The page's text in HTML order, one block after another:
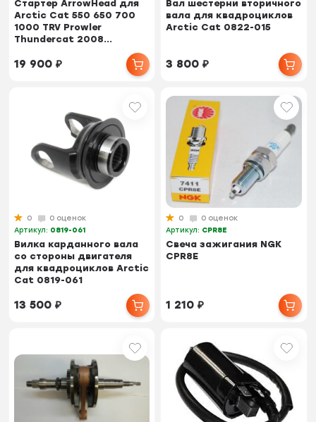
Стартер ArrowHead для
Arctic Cat 550 650 700
1000 TRV Prowler
Thundercat 2008...
19 900₽
Вал шестерни вторичного
вала для квадроциклов
Arctic Cat 0822-015
3 800₽
0
0 оценок
Артикул: 0819-061
Вилка карданного вала
со стороны двигателя
для квадроциклов Arctic
Cat 0819-061
13 500₽
0
0 оценок
Артикул: CPR8E
Свеча зажигания NGK
CPR8E
1 210₽